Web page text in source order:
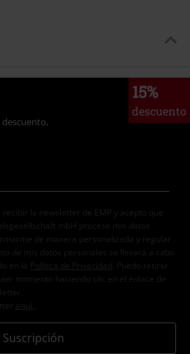
15%
descuento
descuento,
recibir la newsletter de EMP y acepto que
mbH procese mis datos
de manera personalizada y regular
de mis datos personales se llevará a cabo
en la
Política de Privacidad . Puedo retirar
momento haciendo clic en el enlace de
aquí
Suscripción